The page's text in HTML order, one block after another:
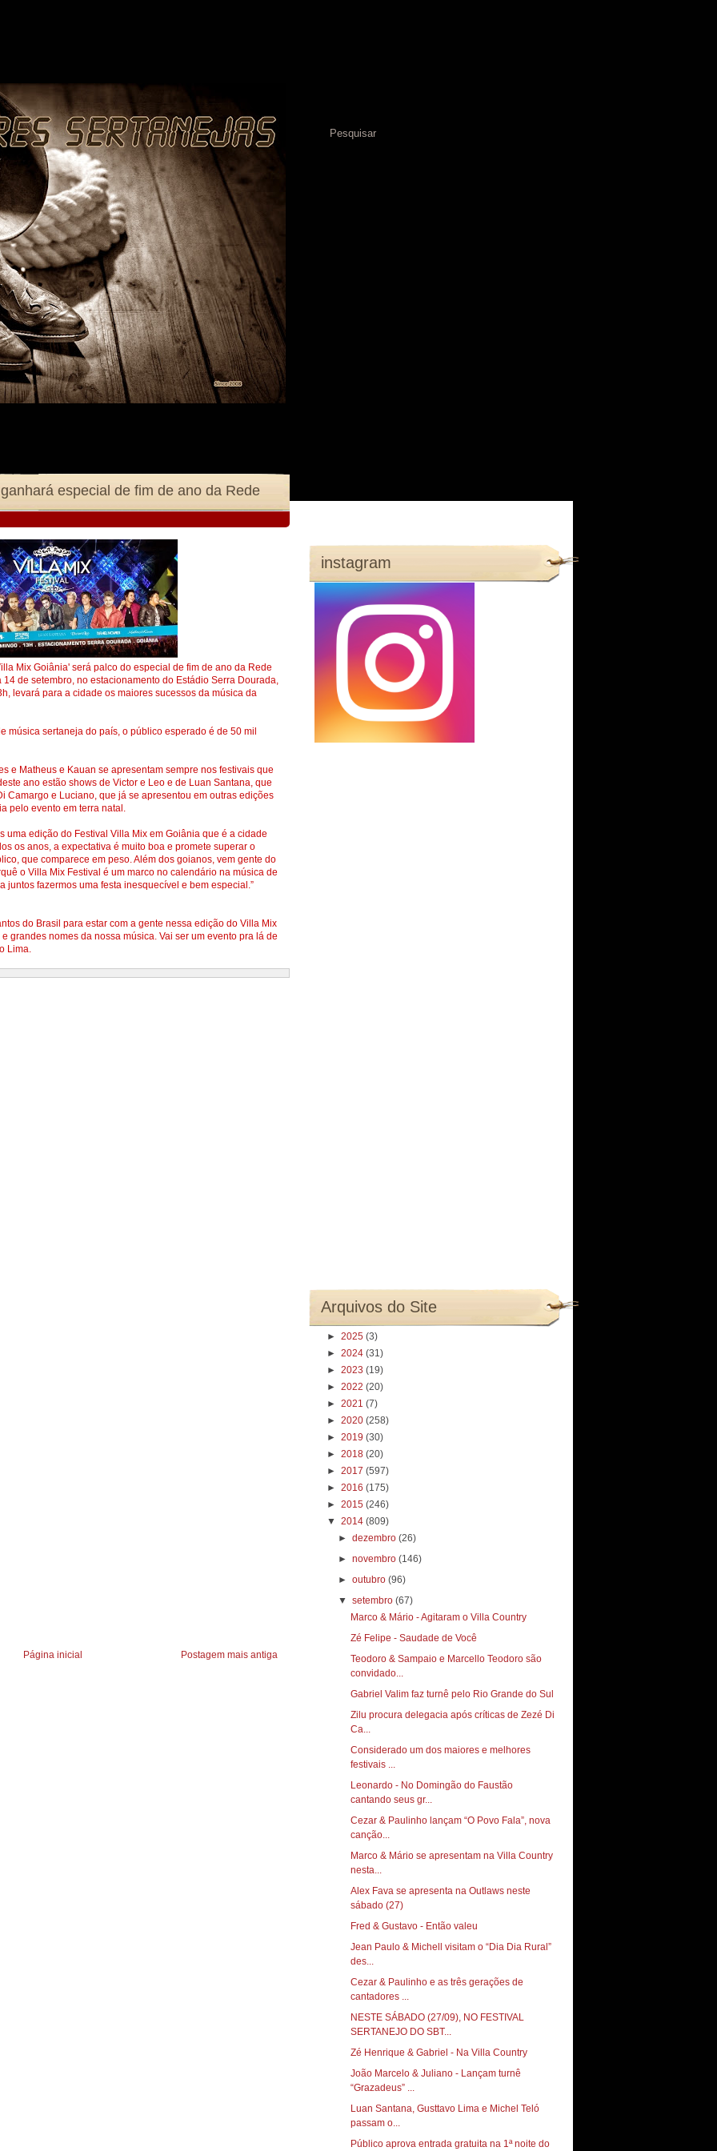
especial de fim de ano da Rede
Mix Goiânia' será palco do especial de fim de ano da Rede
de setembro, no estacionamento do Estádio Serra Dourada,
levará para a cidade os maiores sucessos da música da
música sertaneja do país, o público esperado é de 50 mil
e Matheus e Kauan se apresentam sempre nos festivais que
ano estão shows de Victor e Leo e de Luan Santana, que
Camargo e Luciano, que já se apresentou em outras edições
pelo evento em terra natal.
uma edição do Festival Villa Mix em Goiânia que é a cidade
os anos, a expectativa é muito boa e promete superar o
que comparece em peso. Além dos goianos, vem gente do
o Villa Mix Festival é um marco no calendário na música de
juntos fazermos uma festa inesquecível e bem especial.”
do Brasil para estar com a gente nessa edição do Villa Mix
grandes nomes da nossa música. Vai ser um evento pra lá de
Lima.
Postagem mais antiga
Página inicial
instagram
Arquivos do Site
► 2025 (3)
► 2024 (31)
► 2023 (19)
► 2022 (20)
► 2021 (7)
► 2020 (258)
► 2019 (30)
► 2018 (20)
► 2017 (597)
► 2016 (175)
► 2015 (246)
▼ 2014 (809)
►dezembro(26)
►novembro(146)
►outubro(96)
▼setembro(67)
Marco & Mário - Agitaram o Villa Country
Zé Felipe - Saudade de Você
Teodoro & Sampaio e Marcello Teodoro são
convidado...
Zilu procura delegacia após críticas de Zezé Di
Ca...
Considerado um dos maiores e melhores
festivais ...
Leonardo - No Domingão do Faustão
cantando seus gr...
Cezar & Paulinho lançam “O Povo Fala”, nova
canção...
Marco & Mário se apresentam na Villa Country
nesta...
Alex Fava se apresenta na Outlaws neste
sábado (27)‏
Fred & Gustavo - Então valeu
Jean Paulo & Michell visitam o “Dia Dia Rural”
des...
Cezar & Paulinho e as três gerações de
cantadores ...
NESTE SÁBADO (27/09), NO FESTIVAL
SERTANEJO DO SBT...
Zé Henrique & Gabriel - Na Villa Country
João Marcelo & Juliano - Lançam turnê
“Grazadeus” ...
Luan Santana, Gusttavo Lima e Michel Teló
passam o...
Público aprova entrada gratuita na 1ª noite do